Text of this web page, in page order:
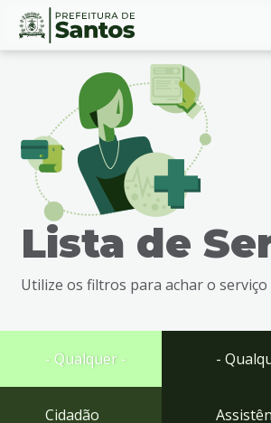
Ir
busca
Ir
rodapé
Conteúdo
Lista de
Utilize os filtros para achar o
- Qualquer -
Cidadão
-